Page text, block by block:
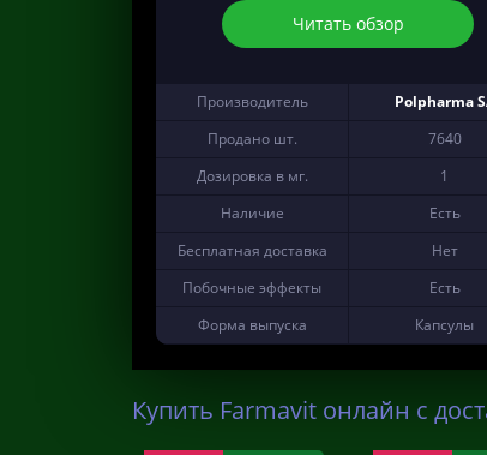
Читать обзор
Производитель
Polpharma
Продано шт.
7640
Дозировка в мг.
1
Наличие
Есть
Бесплатная доставка
Нет
Побочные эффекты
Есть
Форма выпуска
Капсулы
Купить Farmavit онлайн с